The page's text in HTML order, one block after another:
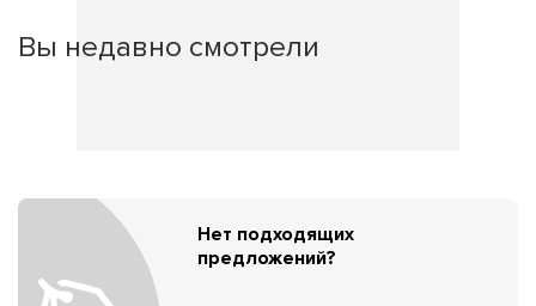
Вы недавно смотрели
Нет подходящих
предложений?